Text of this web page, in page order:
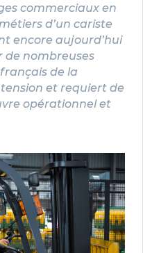
commerciaux en
d’un cariste
encore aujourd’hui
de nombreuses
de la
et requiert de
opérationnel et